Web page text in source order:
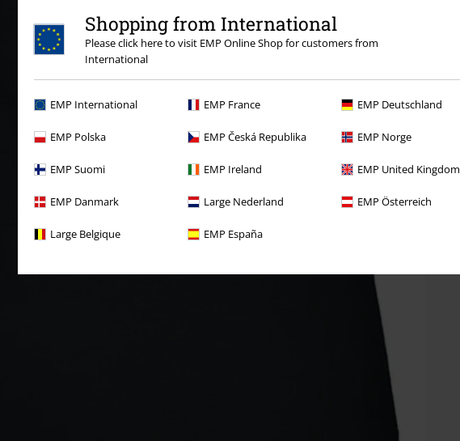
Shopping from International
Please click here to visit EMP Online Shop for customers from
International
EMP International EMP France EMP Deutschland
EMP Polska EMP Česká Republika EMP Norge
EMP Suomi EMP Ireland EMP United Kingdom
EMP Danmark Large Nederland EMP Österreich
Large Belgique EMP España